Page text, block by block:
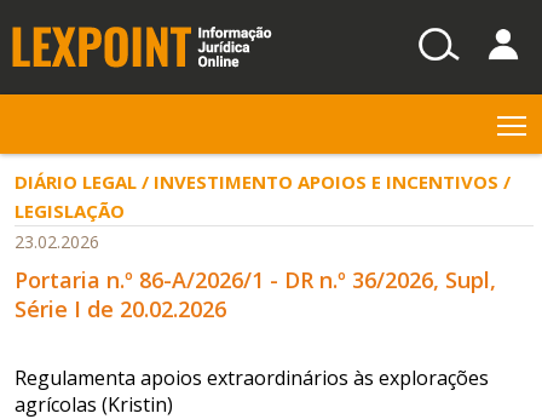
DIÁRIO LEGAL / INVESTIMENTO APOIOS E INCENTIVOS /
LEGISLAÇÃO
23.02.2026
Portaria n.º 86-A/2026/1 - DR n.º 36/2026, Supl,
Série I de 20.02.2026
Regulamenta apoios extraordinários às explorações
agrícolas (Kristin)